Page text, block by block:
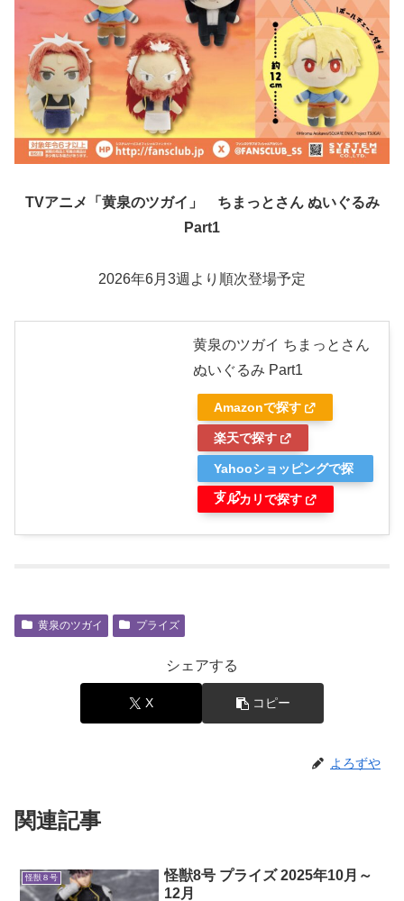
TVアニメ「黄泉のツガイ」 ちまっとさん ぬいぐるみ
Part1
2026年6月3週より順次登場予定
黄泉のツガイ ちまっとさん
ぬいぐるみ Part1
Amazonで探す
楽天で探す
Yahooショッピングで探
す
メルカリで探す
黄泉のツガイ プライズ
シェアする
X コピー
よろずや
関連記事
怪獣８号
怪獣8号 プライズ 2025年10月～
12月